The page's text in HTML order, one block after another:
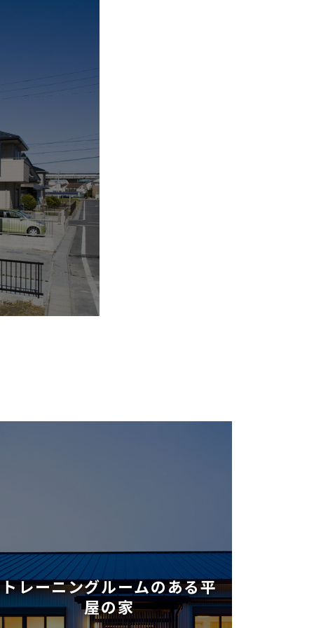
トレーニングルームのある平
屋の家